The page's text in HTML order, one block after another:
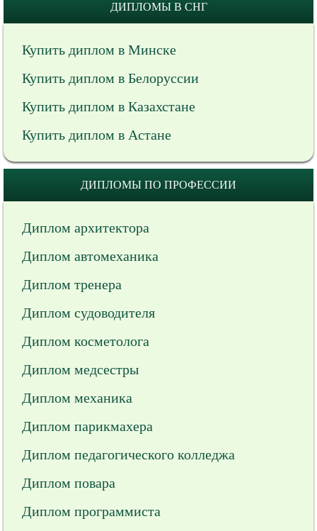
ДИПЛОМЫ В СНГ
Купить диплом в Минске
Купить диплом в Белоруссии
Купить диплом в Казахстане
Купить диплом в Астане
ДИПЛОМЫ ПО ПРОФЕССИИ
Диплом архитектора
Диплом автомеханика
Диплом тренера
Диплом судоводителя
Диплом косметолога
Диплом медсестры
Диплом механика
Диплом парикмахера
Диплом педагогического колледжа
Диплом повара
Диплом программиста